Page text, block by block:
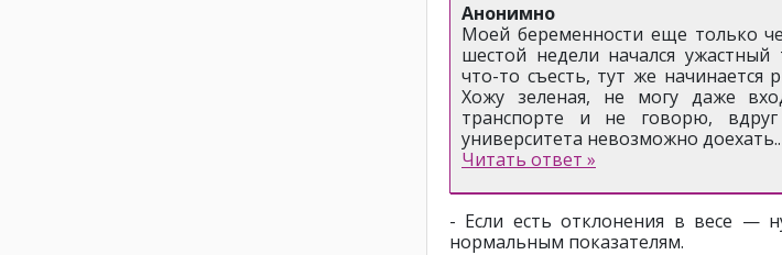
Анонимно
Моей беременности еще только
шестой недели начался
что-то съесть, тут же начинается
Хожу зеленая, не могу даже
транспорте и не говорю,
университета невозможно
Читать ответ »
- Если есть отклонения в весе —
нормальным показателям.